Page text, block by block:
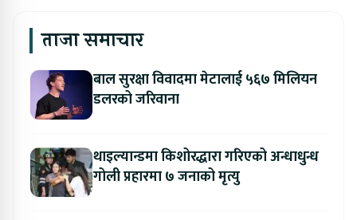
ताजा समाचार
बाल सुरक्षा विवादमा मेटालाई ५६७ मिलियन
डलरको जरिवाना
थाइल्यान्डमा किशोरद्धारा गरिएको अन्धाधुन्ध
गोली प्रहारमा ७ जनाको मृत्यु